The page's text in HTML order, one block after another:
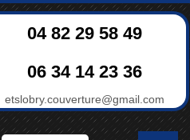
04 82 29 58 49
06 34 14 23 36
etslobry.couverture@gmail.com